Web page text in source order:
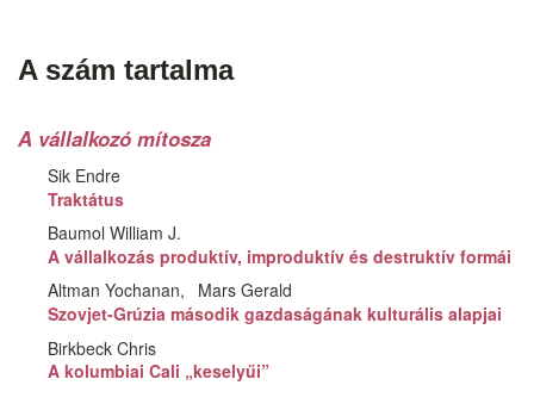
A szám tartalma
A vállalkozó mítosza
Sik Endre
Traktátus
Baumol William J.
A vállalkozás produktív, improduktív és destruktív formái
Altman Yochanan
Mars Gerald
Szovjet-Grúzia második gazdaságának kulturális alapjai
Birkbeck Chris
A kolumbiai Cali „keselyűi”